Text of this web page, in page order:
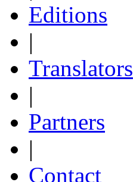
Editions
|
Translators
|
Partners
|
Contact